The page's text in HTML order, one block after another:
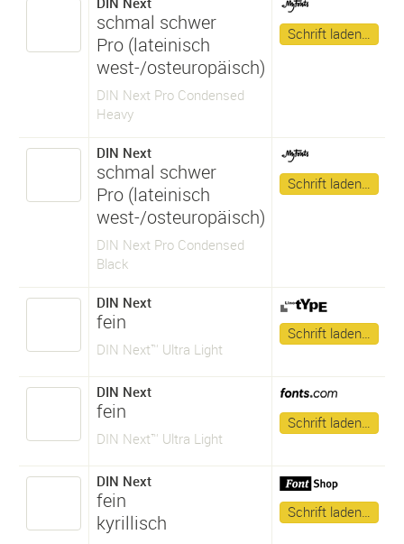
schmal schwer
Pro (lateinisch
west-/osteuropäisch)
DIN Next Pro Condensed
Heavy
Schrift laden…
DIN Next
schmal schwer
Pro (lateinisch
west-/osteuropäisch)
DIN Next Pro Condensed
Black
Schrift laden…
DIN Next
fein
DIN Next™ Ultra Light
Schrift laden…
DIN Next
fein
DIN Next™ Ultra Light
Schrift laden…
DIN Next
fein
kyrillisch
Schrift laden…